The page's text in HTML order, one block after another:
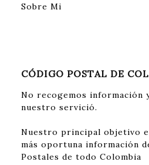
Sobre Mi
CÓDIGO POSTAL DE
No recogemos información
nuestro servició.
Nuestro principal objetivo
más oportuna información
Postales de todo Colombia